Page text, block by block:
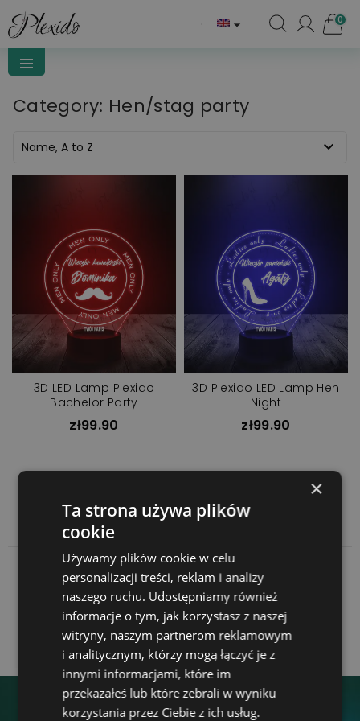
 0
Category: Hen/stag party
Name, A to Z 
3D LED Lamp Plexido
Bachelor Party
zł99.90
3D Plexido LED Lamp Hen
Night
zł99.90
×
Ta strona używa plików
cookie
Używamy plików cookie w celu
personalizacji treści, reklam i analizy
naszego ruchu. Udostępniamy również
informacje o tym, jak korzystasz z naszej
witryny, naszym partnerom reklamowym
i analitycznym, którzy mogą łączyć je z
innymi informacjami, które im
przekazałeś lub które zebrali w wyniku
korzystania przez Ciebie z ich usług.